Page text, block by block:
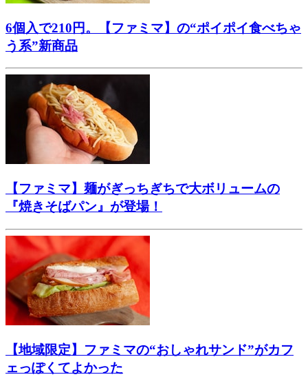
6個入で210円。【ファミマ】の“ポイポイ食べちゃ
う系”新商品
【ファミマ】麺がぎっちぎちで大ボリュームの
『焼きそばパン』が登場！
【地域限定】ファミマの“おしゃれサンド”がカフ
ェっぽくてよかった